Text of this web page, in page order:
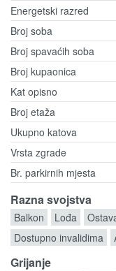
Energetski razred
Broj soba
Broj spavaćih soba
Broj kupaonica
Kat opisno
Broj etaža
Ukupno katova
Vrsta zgrade
Br. parkirnih mjesta
Razna svojstva
Balkon Lođa
Dostupno invalidima
Grijanje